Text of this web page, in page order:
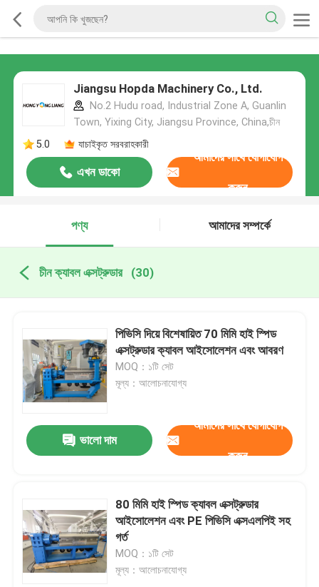
Jiangsu Hopda Machinery Co., Ltd.
No.2 Hudu road, Industrial Zone A, Guanlin
Town, Yixing City, Jiangsu Province, China,চীন
5.0
যাচাইকৃত সরবরাহকারী
এখন ডাকো
আমাদের সাথে যোগাযোগ
করুন
পণ্য আমাদের সম্পর্কে
চীন ক্যাবল এক্সট্রুডার (30)
পিভিসি দিয়ে বিশেষায়িত 70 মিমি হাই স্পিড
এক্সট্রুডার ক্যাবল আইসোলেশন এবং আবরণ
MOQ：১টি সেট
মূল্য：আলোচনাযোগ্য
ভালো দাম
আমাদের সাথে যোগাযোগ
করুন
80 মিমি হাই স্পিড ক্যাবল এক্সট্রুডার
আইসোলেশন এবং PE পিভিসি এক্সএলপিই সহ
গর্ত
MOQ：১টি সেট
মূল্য：আলোচনাযোগ্য